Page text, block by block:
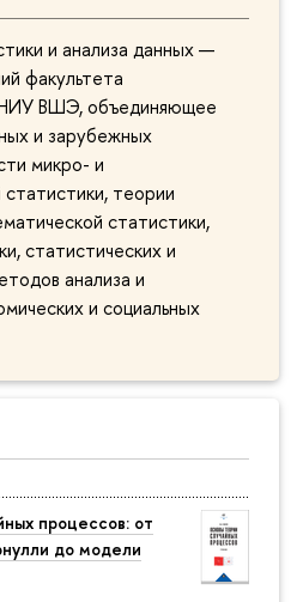
и анализа данных —
факультета
НИУ ВШЭ, объединяющее
и зарубежных
микро- и
теории
статистики,
статистических и
анализа и
и социальных
процессов: от
до модели